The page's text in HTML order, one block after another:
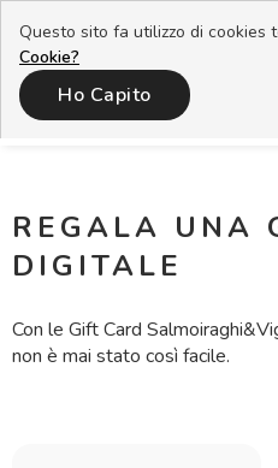
Ho Capito
Questo sito fa utilizzo di cookies
Cookie?
REGALA UNA
DIGITALE
Con le Gift Card
non è mai stato così facile.